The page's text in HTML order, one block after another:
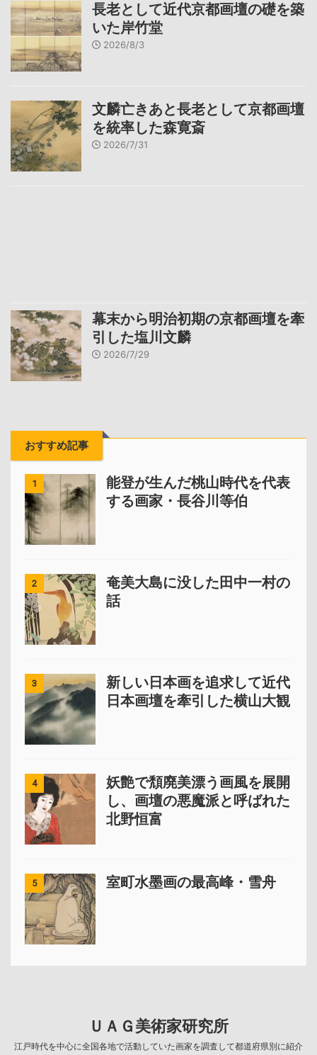
長老として近代京都画壇の礎を築
いた岸竹堂
2026/8/3
文麟亡きあと長老として京都画壇
を統率した森寛斎
2026/7/31
幕末から明治初期の京都画壇を牽
引した塩川文麟
2026/7/29
おすすめ記事
1
能登が生んだ桃山時代を代表
する画家・長谷川等伯
2
奄美大島に没した田中一村の
話
3
新しい日本画を追求して近代
日本画壇を牽引した横山大観
4
妖艶で頽廃美漂う画風を展開
し、画壇の悪魔派と呼ばれた
北野恒富
5 室町水墨画の最高峰・雪舟
ＵＡＧ美術家研究所
江戸時代を中心に全国各地で活動していた画家を調査して都道府県別に紹介